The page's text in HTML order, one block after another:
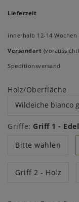
Lieferzeit
innerhalb 12-14
Versandart
Speditionsversand
Holz/Oberfläche
Griffe: Griff 1 -
Bitte wählen
Griff 2 - Holz